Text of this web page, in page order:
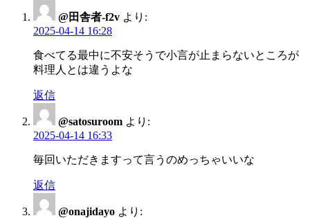
@田舎者-f2v より:
2025-04-14 16:28
食べてる最中に不安そうで小言が止まらないところが
料理人とは違うよな
返信
@satosuroom より:
2025-04-14 16:33
毎回いただきますって言うのめっちゃいいな
返信
@onajidayo より: